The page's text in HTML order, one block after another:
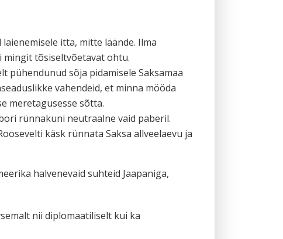
itta, mitte läände. Ilma
mingit tõsiseltvõetavat ohtu.
pühendunud sõja pidamisele Saksamaa
vahendeid, et minna mööda
meretagusesse sõtta.
rünnakuni neutraalne vaid paberil.
käsk rünnata Saksa allveelaevu ja
halvenevaid suhteid Jaapaniga,
nii diplomaatiliselt kui ka